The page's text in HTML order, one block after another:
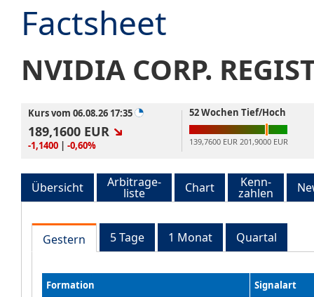
Factsheet
NVIDIA CORP.
Kurs vom 06.08.26 17:35
189,1600 EUR
-1,1400 | -0,60%
52 Wochen Tief/Hoch
139,7600 EUR 201,9000 EUR
Übersicht Arbitrage-
liste Chart Kenn-
zahlen
Gestern 5 Tage 1 Monat Quartal
Formation
Signalart